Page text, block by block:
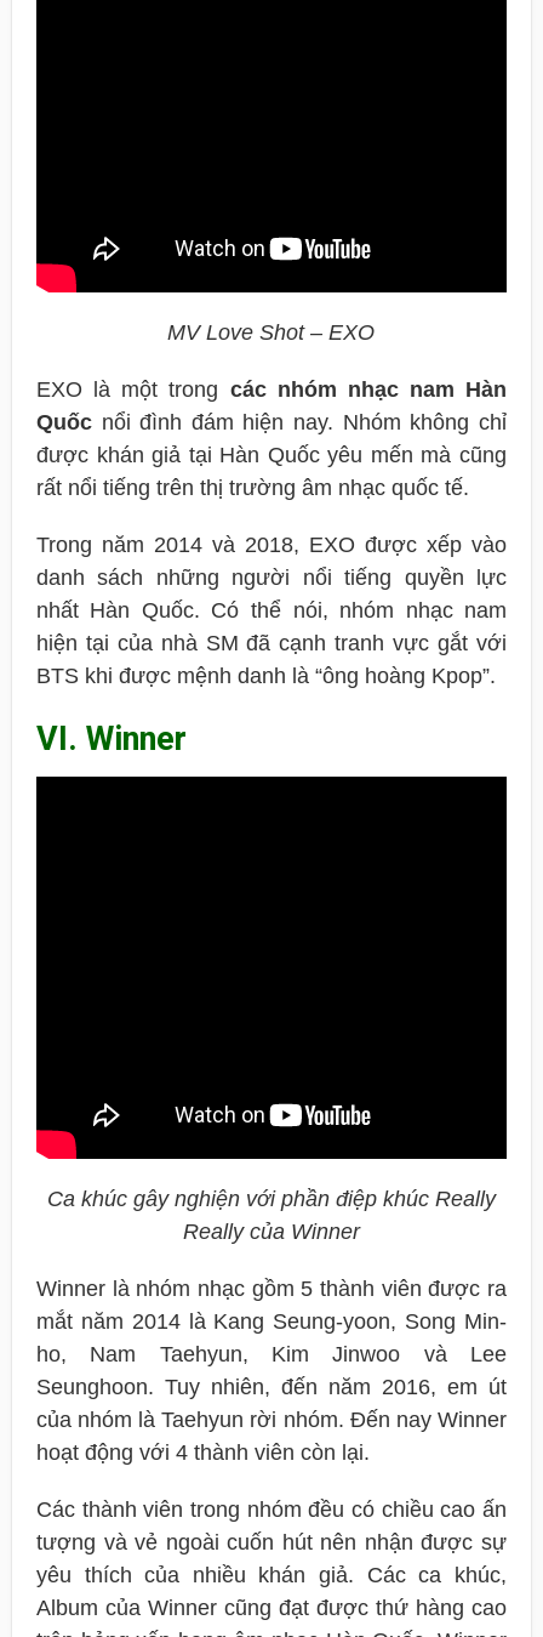
MV Love Shot – EXO
EXO là một trong các nhóm nhạc nam Hàn
Quốcnổi đình đám hiện nay. Nhóm không chỉ
được khán giả tại Hàn Quốc yêu mến mà cũng
rất nổi tiếng trên thị trường âm nhạc quốc tế.
Trong năm 2014 và 2018, EXO được xếp vào
danh sách những người nổi tiếng quyền lực
nhất Hàn Quốc. Có thể nói, nhóm nhạc nam
hiện tại của nhà SM đã cạnh tranh vực gắt với
BTS khi được mệnh danh là “ông hoàng Kpop”.
VI. Winner
Ca khúc gây nghiện với phần điệp khúc Really
Really của Winner
Winner là nhóm nhạc gồm 5 thành viên được ra
mắt năm 2014 là Kang Seung-yoon, Song Min-
ho, Nam Taehyun, Kim Jinwoo và Lee
Seunghoon. Tuy nhiên, đến năm 2016, em út
của nhóm là Taehyun rời nhóm. Đến nay Winner
hoạt động với 4 thành viên còn lại.
Các thành viên trong nhóm đều có chiều cao ấn
tượng và vẻ ngoài cuốn hút nên nhận được sự
yêu thích của nhiều khán giả. Các ca khúc,
Album của Winner cũng đạt được thứ hàng cao